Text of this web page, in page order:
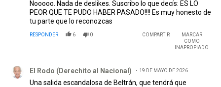
Nooooo. Nada de deslikes. Suscribo lo que decís: ES LO
PEOR QUE TE PUDO HABER PASADO!!!! Es muy honesto de
tu parte que lo reconozcas
RESPONDER 6 0 COMPARTIR
MARCAR
COMO
INAPROPIADO
El Rodo (Derechito al Nacional) 19 DE MAYO DE 2026
Una salida escandalosa de Beltrán, que tendrá que